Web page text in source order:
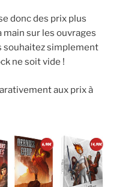
donc des prix plus
main sur les ouvrages
souhaitez simplement
ne soit vide !
aux prix à